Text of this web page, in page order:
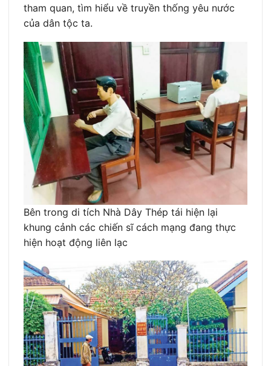
tham quan, tìm hiểu về truyền thống yêu nước
của dân tộc ta.
Bên trong di tích Nhà Dây Thép tái hiện lại
khung cảnh các chiến sĩ cách mạng đang thực
hiện hoạt động liên lạc